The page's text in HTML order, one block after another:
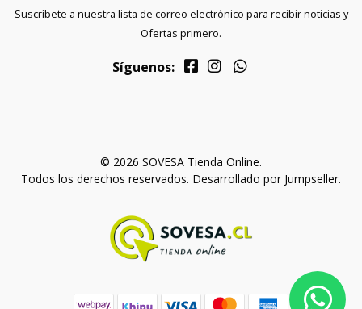
Suscríbete a nuestra lista de correo electrónico para recibir noticias y
Ofertas primero.
Síguenos:
© 2026 SOVESA Tienda Online.
Todos los derechos reservados. Desarrollado por Jumpseller.